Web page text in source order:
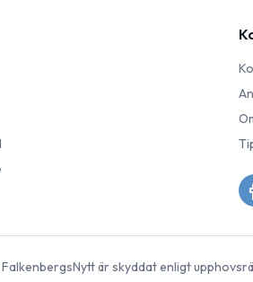
FalkenbergsNyttär skyddat enligt